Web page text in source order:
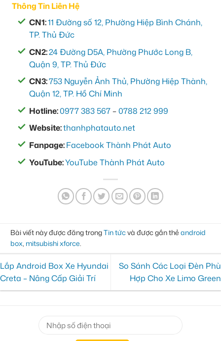
Thông Tin Liên Hệ
CN1:11 Đường số 12, Phường Hiệp Bình Chánh,
TP. Thủ Đức
CN2:24 Đường D5A, Phường Phước Long B,
Quận 9, TP. Thủ Đức
CN3:753 Nguyễn Ảnh Thủ, Phường Hiệp Thành,
Quận 12, TP. Hồ Chí Minh
Hotline:0977 383 567 –0788 212 999
Website:thanhphatauto.net
Fanpage:Facebook Thành Phát Auto
YouTube:YouTube Thành Phát Auto
Bài viết này được đăng trongTin tứcvà được gắn thẻ android
box mitsubishi xforce
Lắp Android Box Xe Hyundai
Creta – Nâng Cấp Giải Trí
So Sánh Các Loại Đèn Phù
Hợp Cho Xe Limo Green